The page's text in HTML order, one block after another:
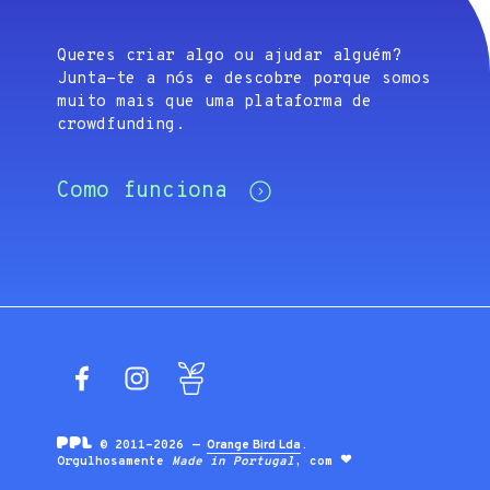
Queres criar algo ou ajudar alguém?
Junta-te a nós e descobre porque somos
muito mais que uma plataforma de
crowdfunding.
Como funciona
FacebookInstagram
© 2011-2026 —Orange Bird Lda .
Orgulhosamente Made in Portugal , com